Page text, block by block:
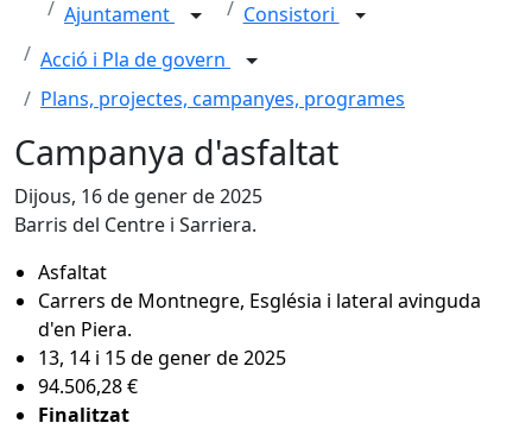
Ajuntament
Consistori
Acció i Pla de govern
Plans, projectes, campanyes, programes
Campanya d'asfaltat
Dijous, 16 de gener de 2025
Barris del Centre i Sarriera.
Asfaltat
Carrers de Montnegre, Església i lateral avinguda
d'en Piera.
13, 14 i 15 de gener de 2025
94.506,28 €
Finalitzat